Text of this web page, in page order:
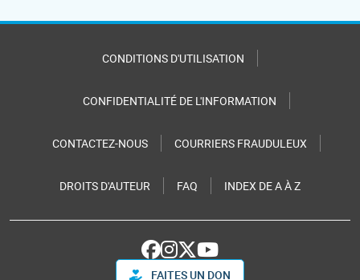
CONDITIONS D'UTILISATION
CONFIDENTIALITÉ DE L'INFORMATION
CONTACTEZ-NOUS COURRIERS FRAUDULEUX
DROITS D'AUTEUR FAQ INDEX DE A À Z
FAITES UN DON